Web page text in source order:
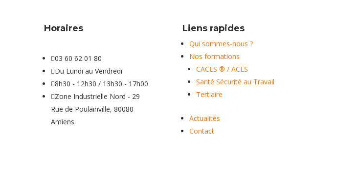
Horaires
03 60 62 01 80
Du Lundi au Vendredi
8h30 - 12h30 / 13h30 - 17h00
Zone Industrielle Nord - 29
Rue de Poulainville, 80080
Amiens
Liens rapides
Qui sommes-nous ?
Nos formations
CACES ® / ACES
Santé Sécurité au Travail
Tertiaire
Actualités
Contact